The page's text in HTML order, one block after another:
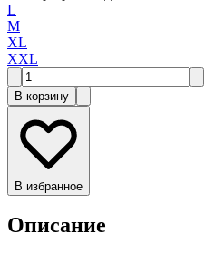
L
M
XL
XXL
В корзину
В избранное
Описание